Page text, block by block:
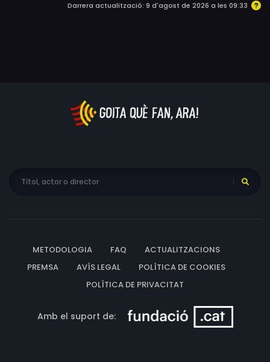
Darrera actualització: 9 d'agost de 2026 a les 09:33
METODOLOGIA FAQ
ACTUALITZACIONS
PREMSA
AVÍS LEGAL
POLÍTICA DE COOKIES
POLÍTICA DE PRIVACITAT
Amb el suport de: